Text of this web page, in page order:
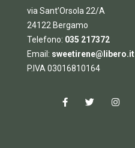
via Sant’Orsola 22/A
24122 Bergamo
Telefono: 035 217372
Email: sweetirene@libero.it
P.IVA 03016810164